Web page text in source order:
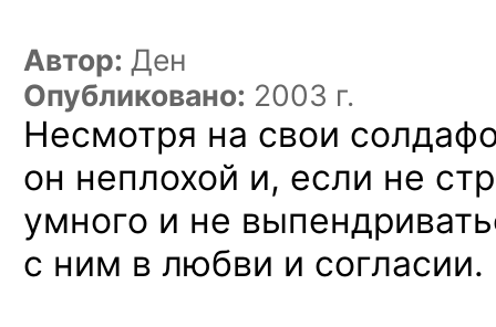
Автор: Ден
Опубликовано: 2003 г.
Несмотря на свои
он неплохой и, если не
умного и не
с ним в любви и согласии.